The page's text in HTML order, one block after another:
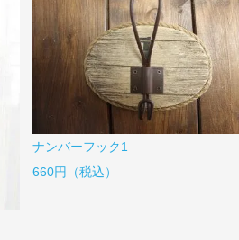
ナンバーフック1
660円（税込）